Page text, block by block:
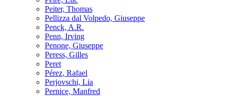
Peiter, Thomas
Pellizza dal Volpedo, Giuseppe
Penck, A.R.
Penn, Irving
Penone, Giuseppe
Peress, Gilles
Peret
Pérez, Rafael
Perjovschi, Lia
Pernice, Manfred